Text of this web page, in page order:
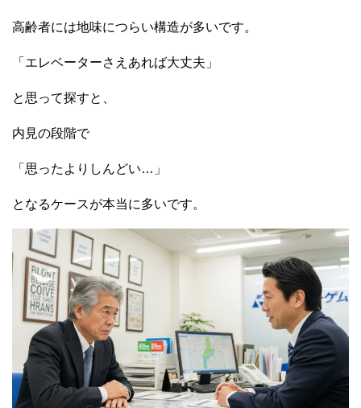
高齢者には地味につらい構造が多いです。
「エレベーターさえあれば大丈夫」
と思って探すと、
内見の段階で
「思ったよりしんどい…」
となるケースが本当に多いです。